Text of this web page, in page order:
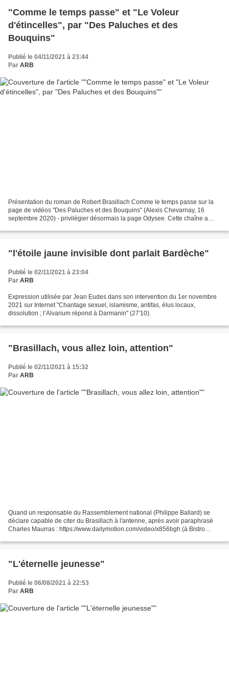
"Comme le temps passe" et "Le Voleur
d'étincelles", par "Des Paluches et des
Bouquins"
Publié le 04/11/2021 à 23:44
Par ARB
Présentation du roman de Robert Brasillach Comme le temps passe sur la
page de vidéos "Des Paluches et des Bouquins" (Alexis Chevarnay, 16
septembre 2020) - privilégier désormais la page Odysee. Cette chaîne a
"l'étoile jaune invisible dont parlait Bardèche"
Publié le 02/11/2021 à 23:04
Par ARB
Expression utilisée par Jean Eudes dans son intervention du 1er novembre
2021 sur Internet "Chantage sexuel, islamisme, antifas, élus locaux,
dissolution ; l’Alvarium répond à Darmanin" (27'10).
"Brasillach, vous allez loin, attention"
Publié le 02/11/2021 à 15:32
Par ARB
Quand un responsable du Rassemblement national (Philippe Ballard) se
déclare capable de citer du Brasillach à l'antenne, après avoir paraphrasé
Charles Maurras : https://www.dailymotion.com/video/x856bgh (à Bistro
"L'éternelle jeunesse"
Publié le 06/08/2021 à 22:53
Par ARB